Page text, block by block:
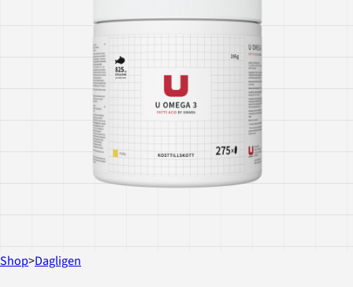
Shop>Dagligen